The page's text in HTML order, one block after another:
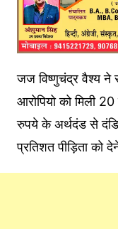
जज विष्णुचंद्र वैश्य ने
आरोपियो को मिली
रुपये के अर्थदंड से
प्रतिशत पीड़िता को